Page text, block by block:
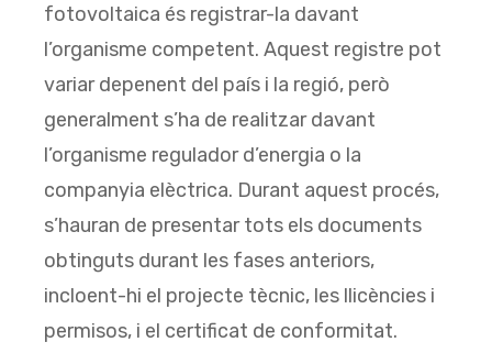
fotovoltaica és registrar-la davant
l’organisme competent. Aquest registre pot
variar depenent del país i la regió, però
generalment s’ha de realitzar davant
l’organisme regulador d’energia o la
companyia elèctrica. Durant aquest procés,
s’hauran de presentar tots els documents
obtinguts durant les fases anteriors,
incloent-hi el projecte tècnic, les llicències i
permisos, i el certificat de conformitat.